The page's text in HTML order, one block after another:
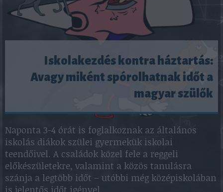
Iskolakezdés kontra háztartás:
Avagy miként spórolhatnak időt a
magyar szülők
Naponta 3-4 órát is foglalkoznak az általános
iskolás diákok szülei gyermekük iskolai
teendőivel. A családok közel fele a reggeli
előkészületekre, valamint a közös tanulásra
szánja a legtöbb időt – utóbbi még középiskolában
is jelentős időt igényel.